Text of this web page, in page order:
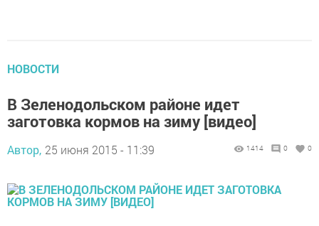
НОВОСТИ
В Зеленодольском районе идет
заготовка кормов на зиму [видео]
Автор, 25 июня 2015 - 11:39 1414 0 0